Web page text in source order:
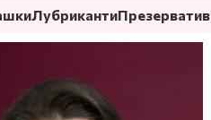
Лубриканти